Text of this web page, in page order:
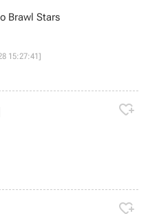
Brawl Stars
15:27:41]

